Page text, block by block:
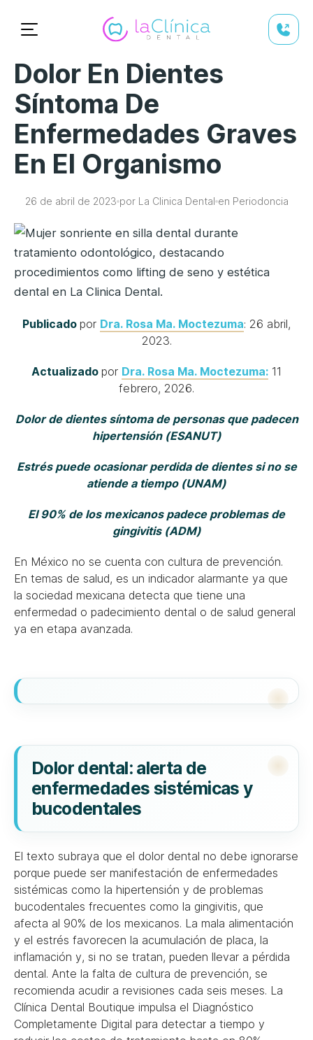
Dolor En Dientes
Síntoma De
Enfermedades Graves
En El Organismo
26 de abril de 2023 por La Clinica Dental en Periodoncia
Publicado por Dra. Rosa Ma. Moctezuma: 26 abril,
2023.
Actualizado por Dra. Rosa Ma. Moctezuma: 11
febrero, 2026.
Dolor de dientes síntoma de personas que padecen
hipertensión (ESANUT)
Estrés puede ocasionar perdida de dientes si no se
atiende a tiempo (UNAM)
El 90% de los mexicanos padece problemas de
gingivitis (ADM)
En México no se cuenta con cultura de prevención.
En temas de salud, es un indicador alarmante ya que
la sociedad mexicana detecta que tiene una
enfermedad o padecimiento dental o de salud general
ya en etapa avanzada.
Dolor dental: alerta de
enfermedades sistémicas y
bucodentales
El texto subraya que el dolor dental no debe ignorarse
porque puede ser manifestación de enfermedades
sistémicas como la hipertensión y de problemas
bucodentales frecuentes como la gingivitis, que
afecta al 90% de los mexicanos. La mala alimentación
y el estrés favorecen la acumulación de placa, la
inflamación y, si no se tratan, pueden llevar a pérdida
dental. Ante la falta de cultura de prevención, se
recomienda acudir a revisiones cada seis meses. La
Clínica Dental Boutique impulsa el Diagnóstico
Completamente Digital para detectar a tiempo y